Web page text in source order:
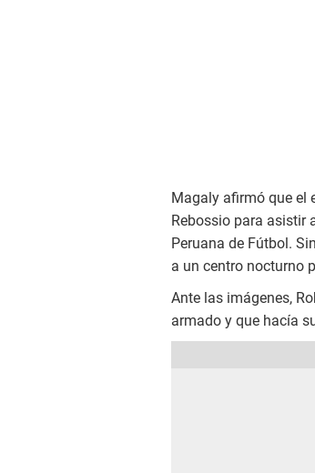
Magaly afirmó que el
Rebossio para asistir
Peruana de Fútbol.
a un centro nocturno
Ante las imágenes,
armado y que hacía